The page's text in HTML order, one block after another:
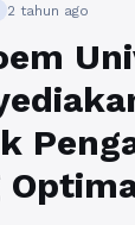
2 tahun ago